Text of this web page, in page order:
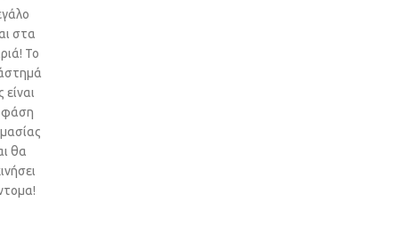
στα
Το
είναι
φάση
θα